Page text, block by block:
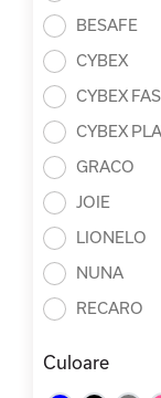
BESAFE
CYBEX
CYBEX
CYBEX
GRACO
JOIE
LIONELO
NUNA
RECARO
Culoare